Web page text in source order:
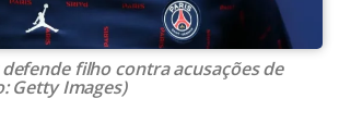
filho contra acusações de
Getty Images)